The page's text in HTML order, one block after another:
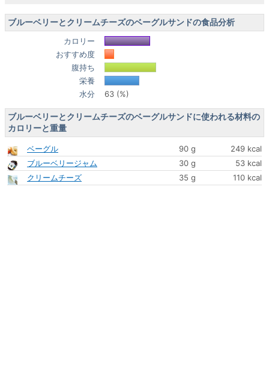
ブルーベリーとクリームチーズのベーグルサンドの食品分析
カロリー
おすすめ度
腹持ち
栄養
水分
63 (%)
ブルーベリーとクリームチーズのベーグルサンドに使われる材料の
カロリーと重量
ベーグル 90 g
249 kcal
ブルーベリージャム
30 g
53 kcal
クリームチーズ
35 g 110 kcal